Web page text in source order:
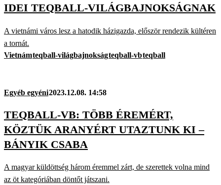
IDEI TEQBALL-VILÁGBAJNOKSÁGNAK
A vietnámi város lesz a hatodik házigazda, először rendezik kültéren
a tornát.
Vietnámteqball-világbajnokságteqball-vbteqball
Egyéb egyéni2023.12.08. 14:58
TEQBALL-VB: TÖBB ÉREMÉRT,
KÖZTÜK ARANYÉRT UTAZTUNK KI –
BÁNYIK CSABA
A magyar küldöttség három éremmel zárt, de szerettek volna mind
az öt kategóriában döntőt játszani.